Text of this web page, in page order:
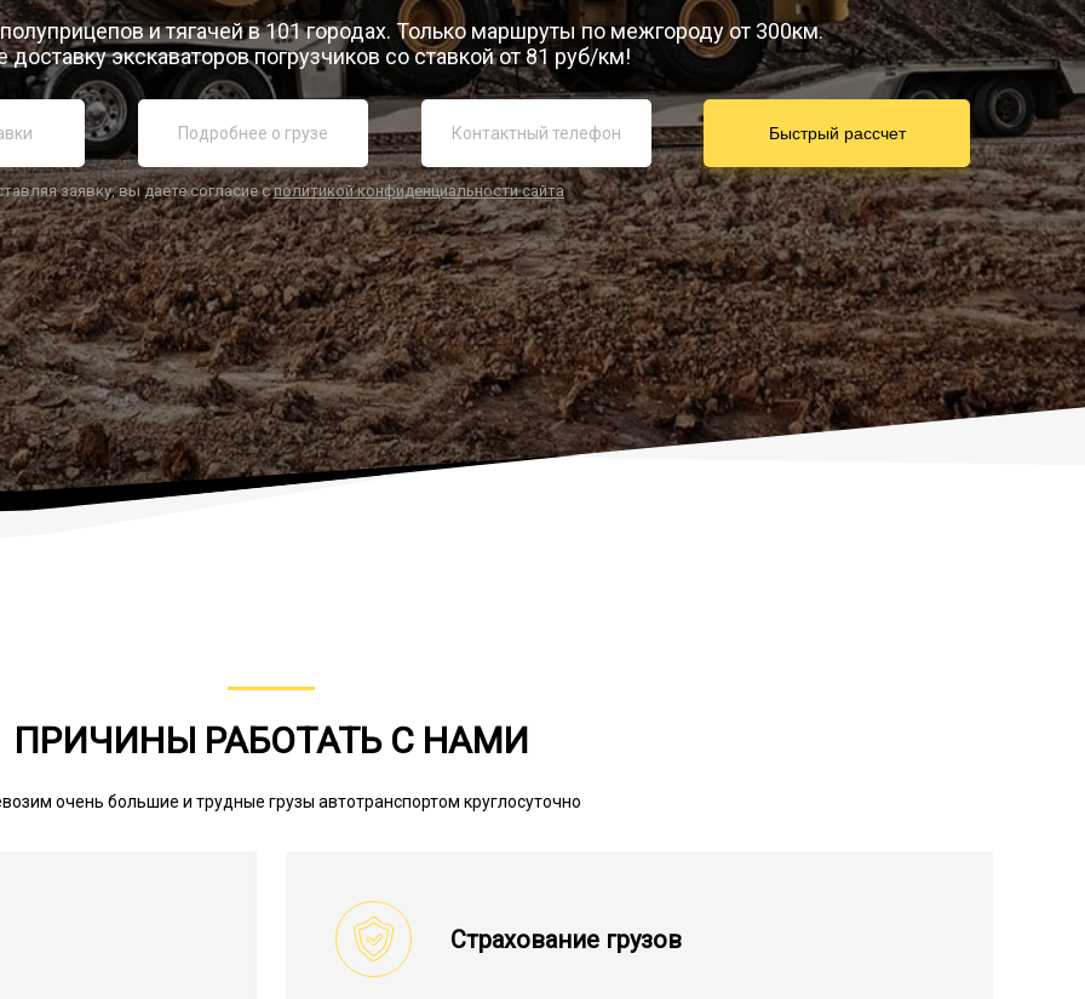
и тягачей в 101 городах. Только маршруты по межгороду от 300км.
доставку экскаваторов погрузчиков со ставкой от 81 руб/км!
заявку, вы даете согласие сполитикой конфиденциальности сайта
ПРИЧИНЫ РАБОТАТЬ С НАМИ
очень большие и трудные грузы автотранспортом круглосуточно
Страхование грузов